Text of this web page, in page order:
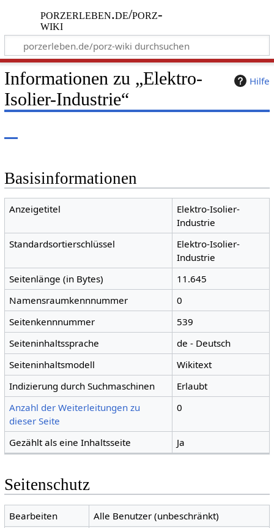
porzerleben.de/porz-
wiki
Hilfe
Informationen zu „Elektro-
Isolier-Industrie“
Basisinformationen
Anzeigetitel
Elektro-Isolier-
Industrie
Standardsortierschlüssel
Elektro-Isolier-
Industrie
Seitenlänge (in Bytes)
11.645
Namensraumkennnummer
0
Seitenkennnummer
539
Seiteninhaltssprache
de - Deutsch
Seiteninhaltsmodell
Wikitext
Indizierung durch Suchmaschinen
Erlaubt
Anzahl der Weiterleitungen zu
dieser Seite
0
Gezählt als eine Inhaltsseite Ja
Seitenschutz
Bearbeiten
Alle Benutzer (unbeschränkt)